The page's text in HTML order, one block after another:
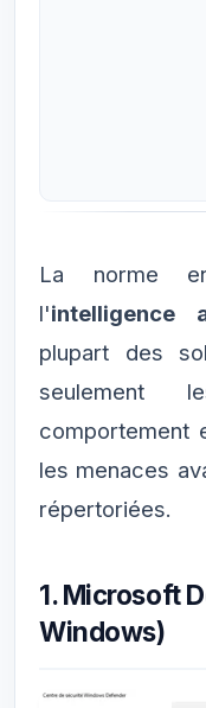
La norme
l'intelligence
plupart des
seulement
comportement
les menaces
répertoriées.
1. Microsoft
Windows)